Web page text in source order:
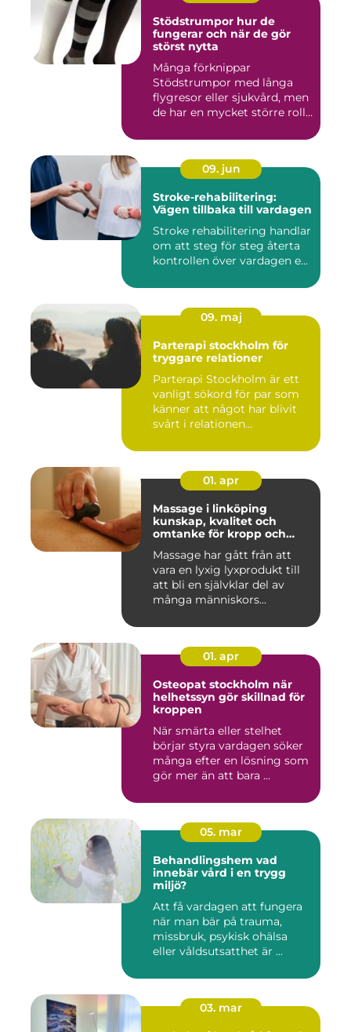
Stödstrumpor hur de
fungerar och när de gör
störst nytta
Många förknippar
Stödstrumpor med långa
flygresor eller sjukvård, men
de har en mycket större roll
09. jun
Stroke-rehabilitering:
Vägen tillbaka till vardagen
Stroke rehabilitering handlar
om att steg för steg återta
kontrollen över vardagen e...
09. maj
Parterapi stockholm för
tryggare relationer
Parterapi Stockholm är ett
vanligt sökord för par som
känner att något har blivit
svårt i relationen...
01. apr
Massage i linköping
kunskap, kvalitet och
omtanke för kropp och
Massage har gått från att
vara en lyxig lyxprodukt till
att bli en självklar del av
många människors...
01. apr
Osteopat stockholm när
helhetssyn gör skillnad för
kroppen
När smärta eller stelhet
börjar styra vardagen söker
många efter en lösning som
gör mer än att bara ...
05. mar
Behandlingshem vad
innebär vård i en trygg
miljö?
Att få vardagen att fungera
när man bär på trauma,
missbruk, psykisk ohälsa
eller våldsutsatthet är ...
03. mar